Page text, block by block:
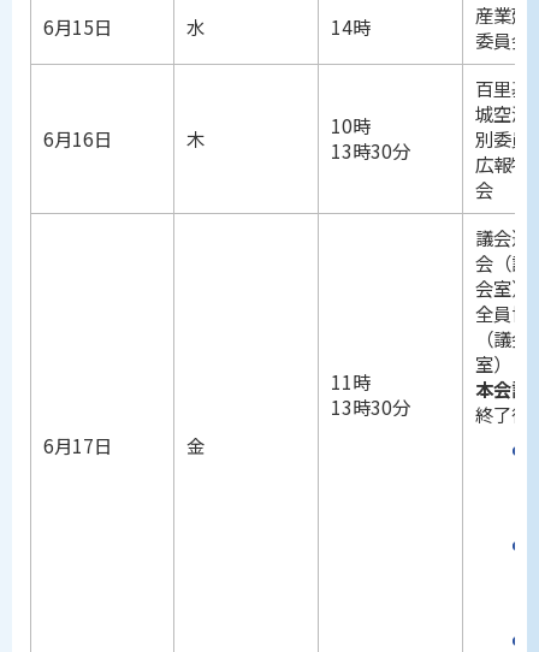
6月15日 水 14時
産業建
委員会
6月16日 木
10時
13時30分
百里基
城空港
別委員
広報特
会
6月17日 金
11時
13時30分
議会運
会（議
会室）
全員協
（議
室）
本会議
終了後